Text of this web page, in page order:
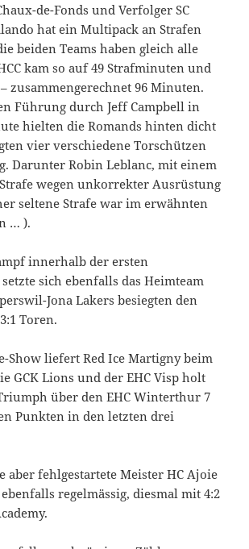
de-Fonds und Verfolger SC
hat ein Multipack an Strafen
beiden Teams haben gleich alle
kam so auf 49 Strafminuten und
zusammengerechnet 96 Minuten.
Führung durch Jeff Campbell in
hielten die Romands hinten dicht
vier verschiedene Torschützen
Darunter Robin Leblanc, mit einem
wegen unkorrekter Ausrüstung
seltene Strafe war im erwähnten
… ).
innerhalb der ersten
sich ebenfalls das Heimteam
Jona Lakers besiegten den
Toren.
Show liefert Red Ice Martigny beim
GCK Lions und der EHC Visp holt
über den EHC Winterthur 7
Punkten in den letzten drei
aber fehlgestartete Meister HC Ajoie
regelmässig, diesmal mit 4:2